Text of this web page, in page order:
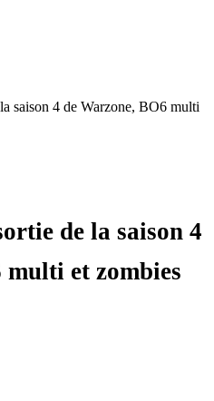
saison 4 de Warzone, BO6 multi
de la saison 4
multi et zombies